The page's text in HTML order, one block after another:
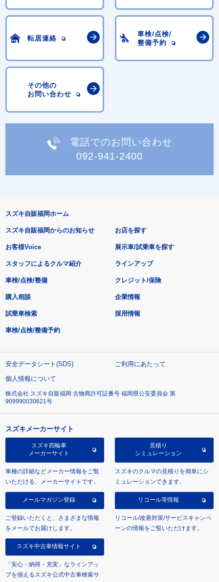
転居連絡
車検/点検/
整備予約
その他の
お問い合わせ
電話でのお問い合わせ
092-941-2400
スズキ自販福岡ホーム
スズキ自販福岡からのお知らせ
お客様Voice
スタッフによるクルマ紹介
お店を探す
展示車/試乗車を探す
ラインアップ
車検/点検/整備 クレジット/保険
購入相談
試乗車検索
車検/点検/整備予約
企業情報
採用情報
安全データシート(SDS)
ご利用にあたって
個人情報について
株式会社 スズキ自販福岡 古物商許可証番号 福岡県公安委員会 第
909990030621号
スズキメーカーサイト
スズキ四輪車
メーカーサイト
車種の詳細などメーカー情報をご覧
いただける、メーカーサイトです。
見積り
シミュレーション
スズキのクルマの見積りを簡単にシ
ミュレーションできます。
メールマガジン登録
ご登録いただくと、さまざまな情報
をメールでお届けします。
リコール等情報
リコール/改善対策/サービスキャンペ
ーンの情報をご覧いただけます。
スズキ中古車情報サイト
「安心・納得・充実」なラインアッ
プを揃えるスズキ公式中古車検索サ